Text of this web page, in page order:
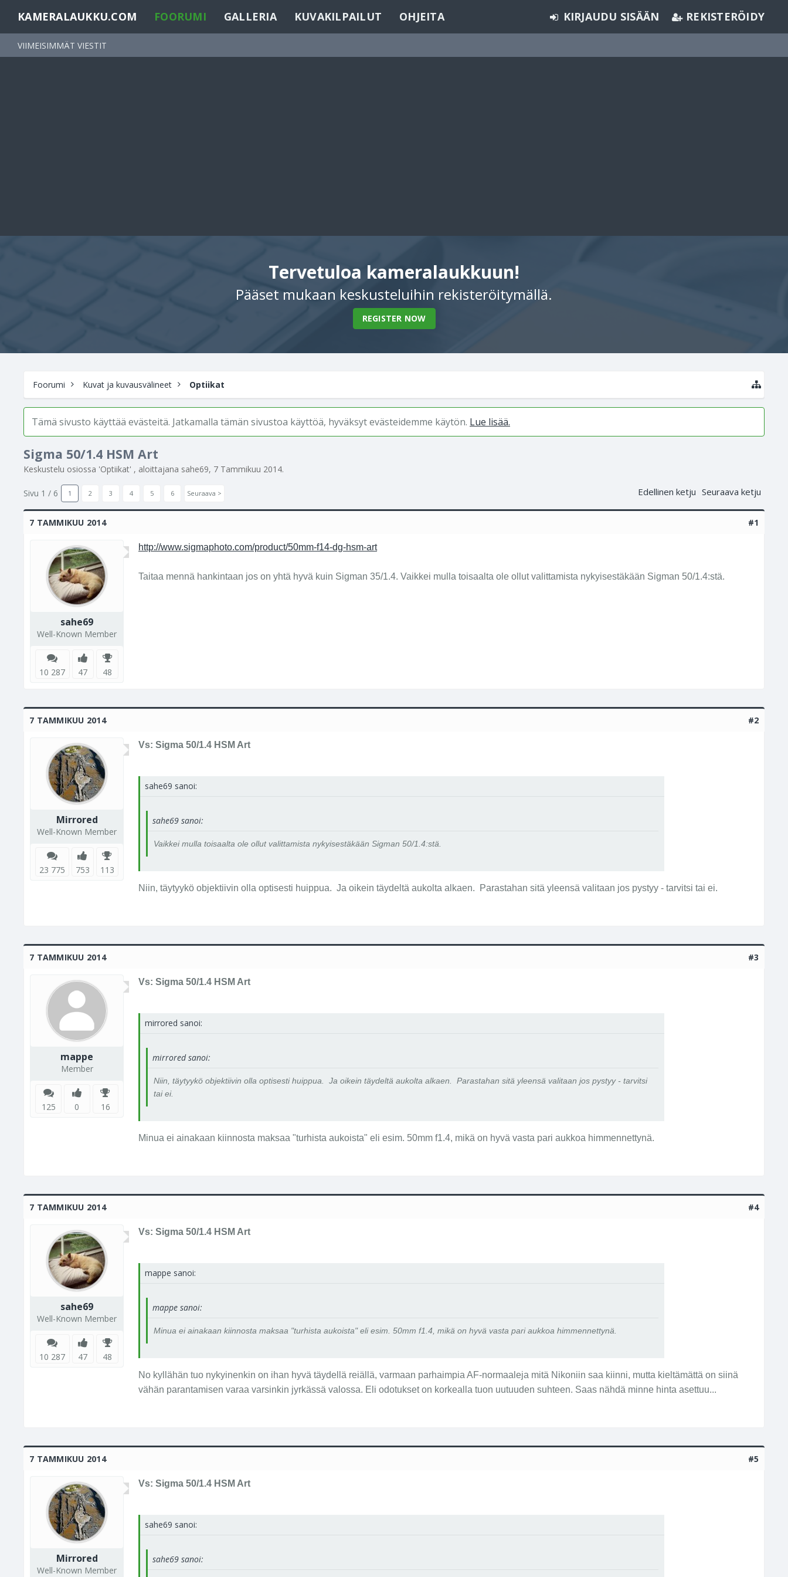
KAMERALAUKKU.COM FOORUMI
VIIMEISIMMÄT VIESTIT
GALLERIA KUVAKILPAILUT OHJEITA KIRJAUDU SISÄÄN REKISTERÖIDY
Tervetuloa kameralaukkuun!
Pääset mukaan keskusteluihin rekisteröitymällä.
REGISTER NOW
Foorumi Kuvat ja kuvausvälineet Optiikat
Tämä sivusto käyttää evästeitä. Jatkamalla tämän sivustoa käyttöä, hyväksyt evästeidemme käytön. Lue lisää.
Sigma 50/1.4 HSM Art
Keskustelu osiossa 'Optiikat' , aloittajana sahe69, 7 Tammikuu 2014.
Edellinen ketju Seuraava ketju
Sivu 1 / 6 1 2 3 4 5 6 Seuraava >
7 TAMMIKUU 2014 #1
sahe69
Well-Known Member
10 287 47 48
http://www.sigmaphoto.com/product/50mm-f14-dg-hsm-art
Taitaa mennä hankintaan jos on yhtä hyvä kuin Sigman 35/1.4. Vaikkei mulla toisaalta ole ollut valittamista nykyisestäkään Sigman 50/1.4:stä.
7 TAMMIKUU 2014 #2
Mirrored
Well-Known Member
23 775 753 113
Vs: Sigma 50/1.4 HSM Art
sahe69 sanoi:
sahe69 sanoi:
Vaikkei mulla toisaalta ole ollut valittamista nykyisestäkään Sigman 50/1.4:stä.
Niin, täytyykö objektiivin olla optisesti huippua. Ja oikein täydeltä aukolta alkaen. Parastahan sitä yleensä valitaan jos pystyy - tarvitsi tai ei.
7 TAMMIKUU 2014 #3
mappe
Member
125 0 16
Vs: Sigma 50/1.4 HSM Art
mirrored sanoi:
mirrored sanoi:
Niin, täytyykö objektiivin olla optisesti huippua. Ja oikein täydeltä aukolta alkaen. Parastahan sitä yleensä valitaan jos pystyy - tarvitsi
tai ei.
Minua ei ainakaan kiinnosta maksaa "turhista aukoista" eli esim. 50mm f1.4, mikä on hyvä vasta pari aukkoa himmennettynä.
7 TAMMIKUU 2014 #4
sahe69
Well-Known Member
10 287 47 48
Vs: Sigma 50/1.4 HSM Art
mappe sanoi:
mappe sanoi:
Minua ei ainakaan kiinnosta maksaa "turhista aukoista" eli esim. 50mm f1.4, mikä on hyvä vasta pari aukkoa himmennettynä.
No kyllähän tuo nykyinenkin on ihan hyvä täydellä reiällä, varmaan parhaimpia AF-normaaleja mitä Nikoniin saa kiinni, mutta kieltämättä on siinä
vähän parantamisen varaa varsinkin jyrkässä valossa. Eli odotukset on korkealla tuon uutuuden suhteen. Saas nähdä minne hinta asettuu...
7 TAMMIKUU 2014 #5
Mirrored
Well-Known Member
Vs: Sigma 50/1.4 HSM Art
sahe69 sanoi:
sahe69 sanoi: